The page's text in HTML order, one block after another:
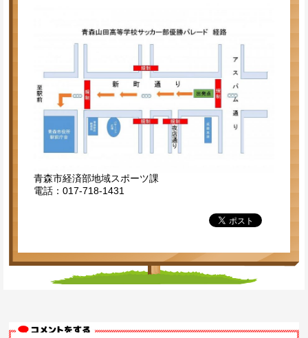
青森市経済部地域スポーツ課
電話：017-718-1431